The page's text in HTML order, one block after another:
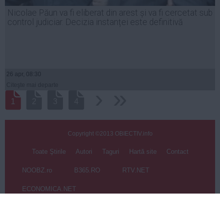
Nicolae Păun va fi eliberat din arest și va fi cercetat sub
control judiciar. Decizia instanței este definitivă
26 apr, 08:30
1
Copyright ©2013 OBIECTIV.info
Toate Ştirile Autori Taguri Hartă site Contact
NOOBZ.ro B365.RO RTV.NET
ECONOMICA.NET